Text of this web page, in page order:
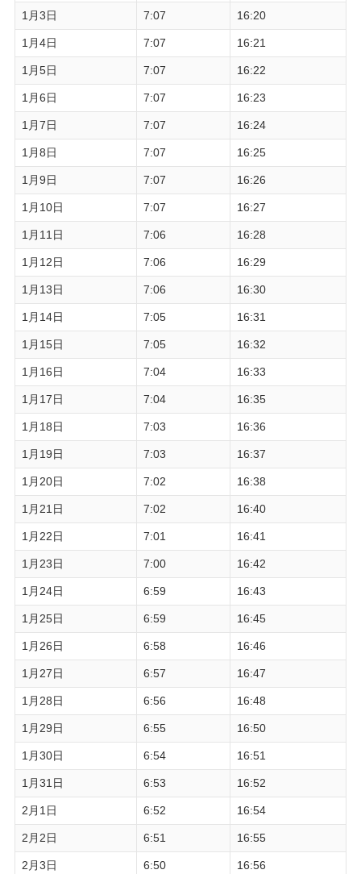
1月3日 7:07 16:20
1月4日 7:07 16:21
1月5日 7:07 16:22
1月6日 7:07 16:23
1月7日 7:07 16:24
1月8日 7:07 16:25
1月9日 7:07 16:26
1月10日 7:07 16:27
1月11日 7:06 16:28
1月12日 7:06 16:29
1月13日 7:06 16:30
1月14日 7:05 16:31
1月15日 7:05 16:32
1月16日 7:04 16:33
1月17日 7:04 16:35
1月18日 7:03 16:36
1月19日 7:03 16:37
1月20日 7:02 16:38
1月21日 7:02 16:40
1月22日 7:01 16:41
1月23日 7:00 16:42
1月24日 6:59 16:43
1月25日 6:59 16:45
1月26日 6:58 16:46
1月27日 6:57 16:47
1月28日 6:56 16:48
1月29日 6:55 16:50
1月30日 6:54 16:51
1月31日 6:53 16:52
2月1日 6:52 16:54
2月2日 6:51 16:55
2月3日 6:50 16:56